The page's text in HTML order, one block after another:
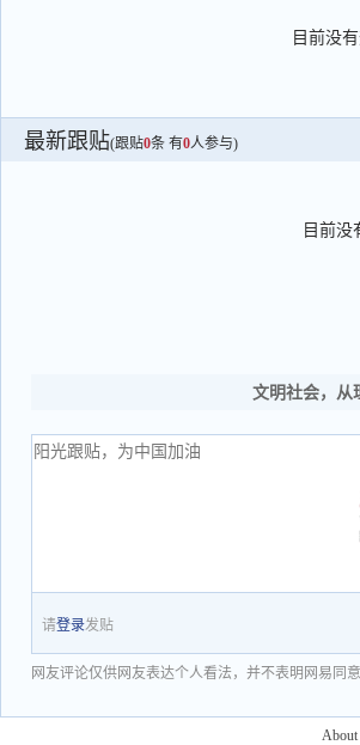
目前没
最新跟贴(跟贴0条 有0人参与)
目前没
文明社会，从
请登录发贴
网友评论仅供网友表达个人看法，并不表明网易同
About